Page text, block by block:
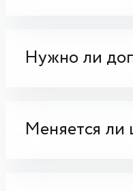
Нужно ли
Меняется ли